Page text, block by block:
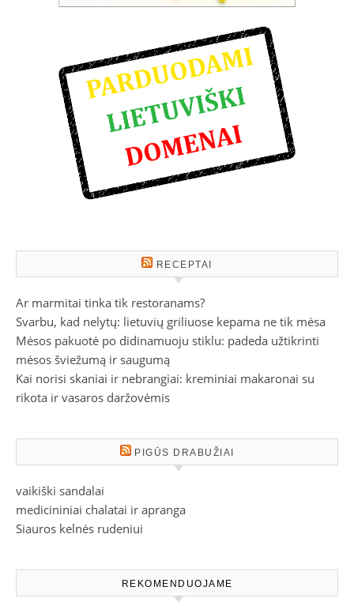
RECEPTAI
Ar marmitai tinka tik restoranams?
Svarbu, kad nelytų: lietuvių griliuose kepama ne tik mėsa
Mėsos pakuotė po didinamuoju stiklu: padeda užtikrinti
mėsos šviežumą ir saugumą
Kai norisi skaniai ir nebrangiai: kreminiai makaronai su
rikota ir vasaros daržovėmis
PIGŪS DRABUŽIAI
vaikiški sandalai
medicininiai chalatai ir apranga
Siauros kelnės rudeniui
REKOMENDUOJAME